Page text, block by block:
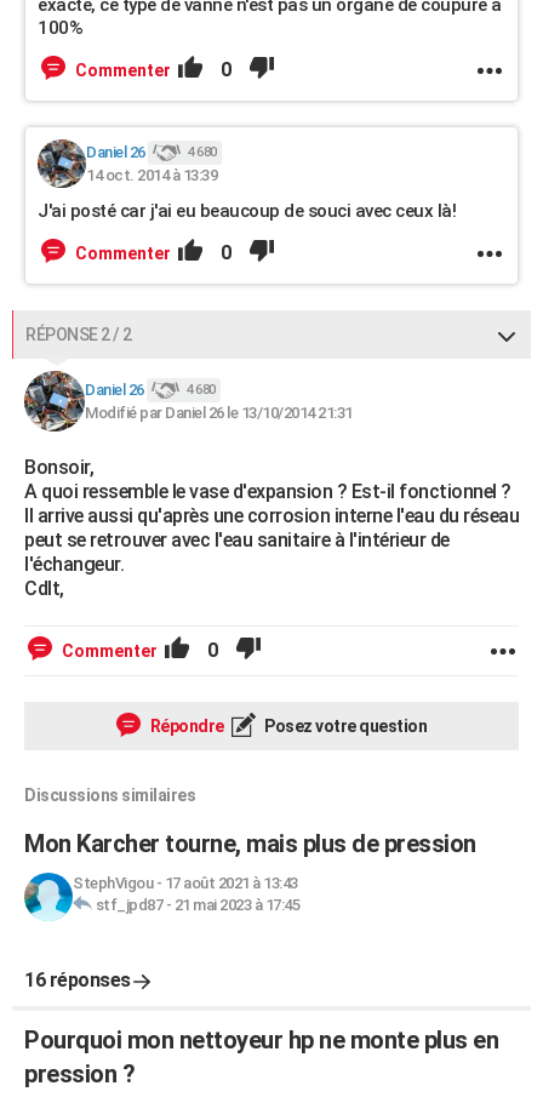
exacte, ce type de vanne n'est pas un organe de coupure a
100%
Commenter 0
Daniel 26 4 680
14 oct. 2014 à 13:39
J'ai posté car j'ai eu beaucoup de souci avec ceux là!
Commenter 0
RÉPONSE 2 / 2
Daniel 26 4 680
Modifié par Daniel 26 le 13/10/2014 21:31
Bonsoir,
A quoi ressemble le vase d'expansion ? Est-il fonctionnel ?
Il arrive aussi qu'après une corrosion interne l'eau du réseau
peut se retrouver avec l'eau sanitaire à l'intérieur de
l'échangeur.
Cdlt,
Commenter 0
Répondre Posez votre question
Discussions similaires
Mon Karcher tourne, mais plus de pression
StephVigou- 17 août 2021 à 13:43
stf_jpd87- 21 mai 2023 à 17:45
16 réponses
Pourquoi mon nettoyeur hp ne monte plus en
pression ?